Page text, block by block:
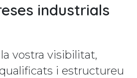
industrials
vostra visibilitat,
i estructureu